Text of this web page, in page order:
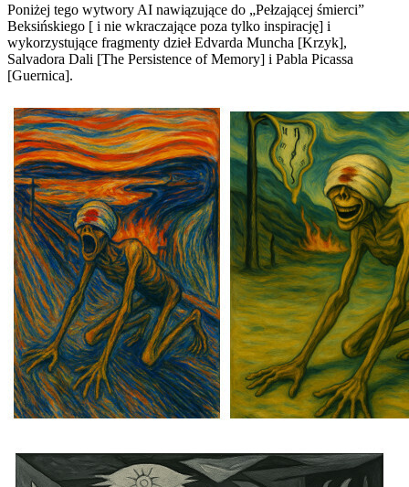
Poniżej tego wytwory AI nawiązujące do „Pełzającej śmierci”
Beksińskiego [ i nie wkraczające poza tylko inspirację] i
wykorzystujące fragmenty dzieł Edvarda Muncha [Krzyk],
Salvadora Dali [The Persistence of Memory] i Pabla Picassa
[Guernica].